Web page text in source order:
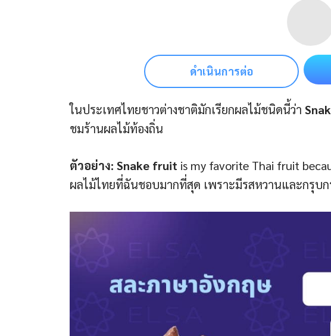
ดำเนินการต่อ
ในประเทศไทยชาวต่างชาติมักเรียกผลไม้ชนิดนี้ว่า
ชมร้านผลไม้ท้องถิ่น
ตัวอย่าง: Snake fruit is my favorite Thai fruit
ผลไม้ไทยที่ฉันชอบมากที่สุด เพราะมีรสหวานและกรุบ